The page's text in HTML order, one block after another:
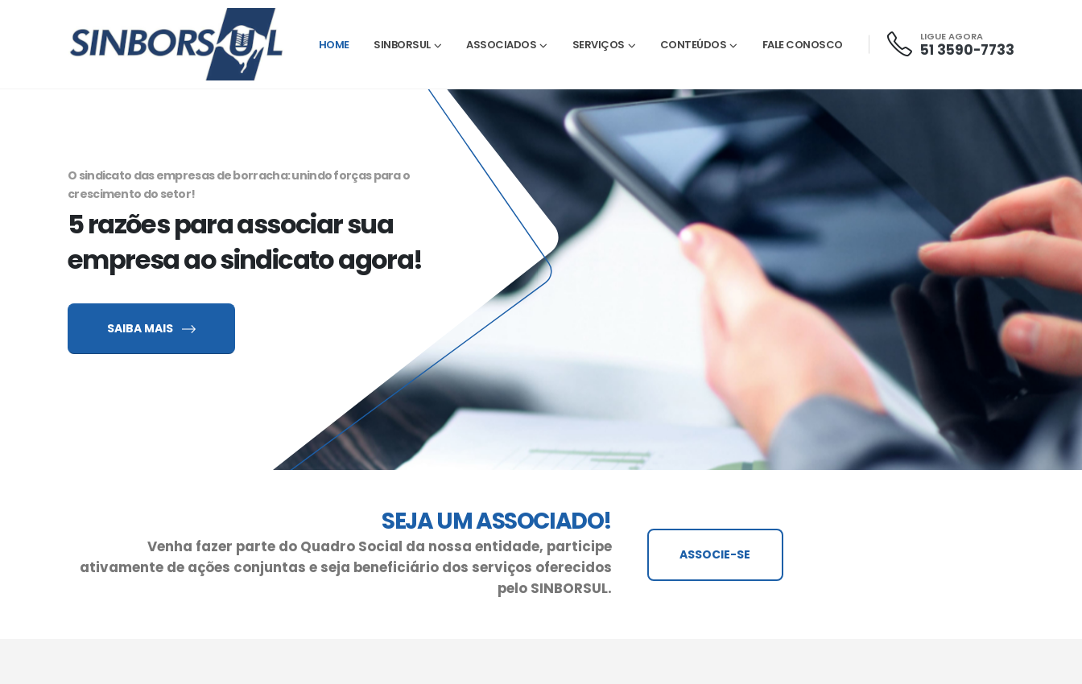
HOME SINBORSUL ASSOCIADOS SERVIÇOS CONTEÚDOS FALE CONOSCO
LIGUE AGORA
51 3590-7733
O sindicato das empresas de borracha: unindo forças para o
crescimento do setor!
5 razões para associar sua
empresa ao sindicato agora!
SAIBA MAIS
SEJA UM ASSOCIADO!
Venha fazer parte do Quadro Social da nossa entidade, participe
ativamente de ações conjuntas e seja beneficiário dos serviços oferecidos
pelo SINBORSUL.
ASSOCIE-SE